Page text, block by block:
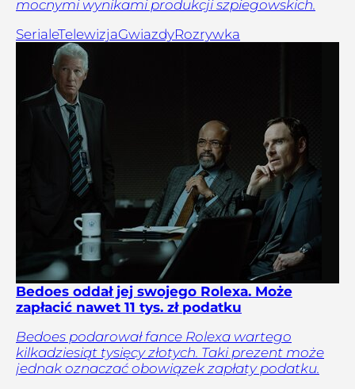
mocnymi wynikami produkcji szpiegowskich.
SerialeTelewizjaGwiazdyRozrywka
Bedoes oddał jej swojego Rolexa. Może
zapłacić nawet 11 tys. zł podatku
Bedoes podarował fance Rolexa wartego
kilkadziesiąt tysięcy złotych. Taki prezent może
jednak oznaczać obowiązek zapłaty podatku.